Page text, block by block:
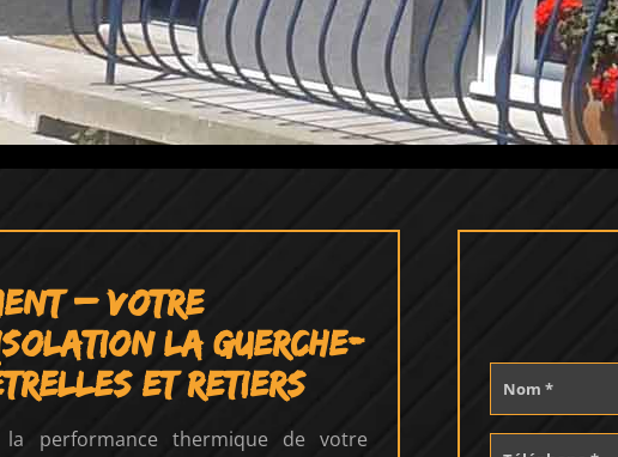
– Votre
La Guerche-
Et Retiers
la performance thermique de votre